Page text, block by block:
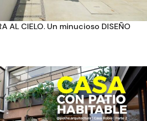
AL CIELO. Un minucioso DISEÑO
Aplicar filtros